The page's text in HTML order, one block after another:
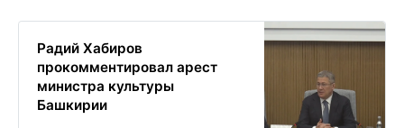
Радий Хабиров
прокомментировал арест
министра культуры
Башкирии